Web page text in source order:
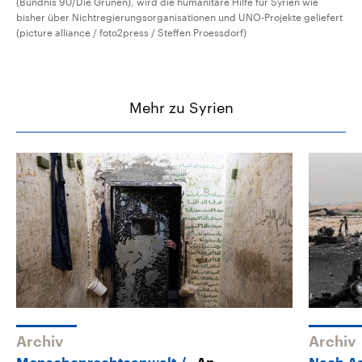
bisher über Nichtregierungsorganisationen und UNO-Projekte geliefert
(picture alliance / foto2press / Steffen Proessdorf)
Mehr zu Syrien
Archiv Archiv